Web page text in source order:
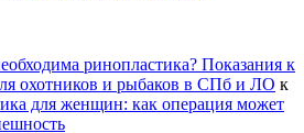
ринопластика? Показания к
охотников и рыбаков в СПб и ЛО к
для женщин: как операция может